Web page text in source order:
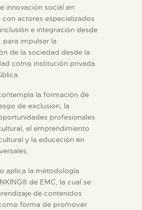
innovación social en
actores especializados
e integración desde
para impulsar la
de la sociedad desde la
como institución privada
la formación de
de exclusion, la
profesionales
el emprendimiento
y la educación en
aplica la metodología
de EMC, la cual se
de contenidos
forma de promover